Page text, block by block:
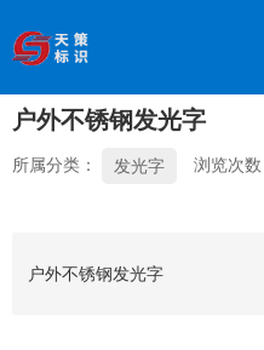
欢迎访问南京天策标识
医院、银行、政府、房地产
领域
全国服务热线
户外不锈钢发光字
所属分类： 发光字 浏览次数
户外不锈钢发光字